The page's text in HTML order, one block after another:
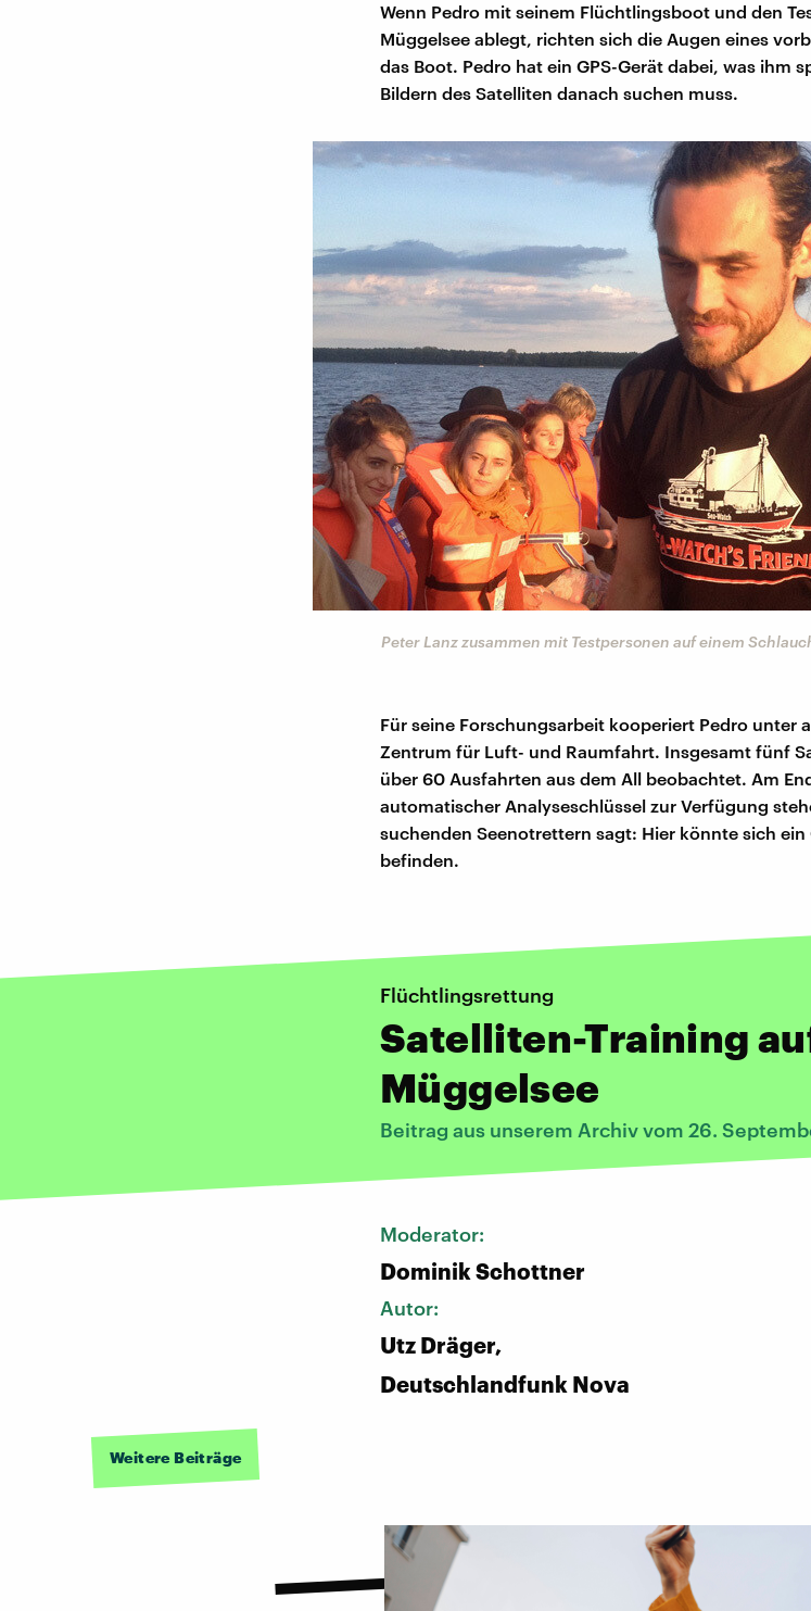
Wenn Pedro mit seinem Flüchtlingsboot und den
Müggelsee ablegt, richten sich die Augen eines
das Boot. Pedro hat ein GPS-Gerät dabei, was ihm
Bildern des Satelliten danach suchen muss.
Peter Lanz zusammen mit Testpersonen auf einem
Für seine Forschungsarbeit kooperiert Pedro unter
Zentrum für Luft- und Raumfahrt. Insgesamt fünf
über 60 Ausfahrten aus dem All beobachtet. Am
automatischer Analyseschlüssel zur Verfügung
suchenden Seenotrettern sagt: Hier könnte sich
befinden.
Flüchtlingsrettung
Satelliten-Training
Müggelsee
Beitrag aus unserem Archiv vom 26.
Moderator:
Dominik Schottner
Autor:
Utz Dräger,
Deutschlandfunk Nova
Weitere Beiträge